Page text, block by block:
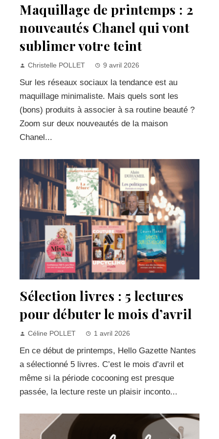
Maquillage de printemps : 2
nouveautés Chanel qui vont
sublimer votre teint
Christelle POLLET 9 avril 2026
Sur les réseaux sociaux la tendance est au
maquillage minimaliste. Mais quels sont les
(bons) produits à associer à sa routine beauté ?
Zoom sur deux nouveautés de la maison
Chanel...
Sélection livres : 5 lectures
pour débuter le mois d’avril
Céline POLLET 1 avril 2026
En ce début de printemps, Hello Gazette Nantes
a sélectionné 5 livres. C’est le mois d’avril et
même si la période cocooning est presque
passée, la lecture reste un plaisir inconto...